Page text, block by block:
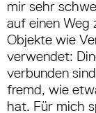
mir sehr
auf einen Weg
Objekte wie
verwendet:
verbunden
fremd, wie
hat. Für mich